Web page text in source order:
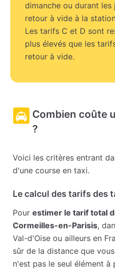
dimanche ou durant les
retour à vide à la
Les tarifs C et D sont
plus élevés que les
retour à vide.
Combien coûte
?
Voici les critères entrant
d'une course en taxi.
Le calcul des tarifs des
Pourestimer le tarif total
Cormeilles-en-Parisis,
Val-d'Oise ou ailleurs en
sûr de la distance que
n'est pas le seul élément à